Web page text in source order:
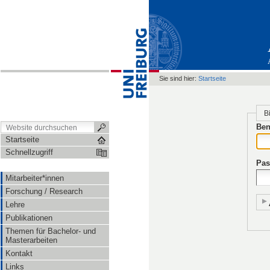
Startseite
Schnellzugriff
Mitarbeiter*innen
Forschung / Research
Lehre
Publikationen
Themen für Bachelor- und
Masterarbeiten
Kontakt
Links
Sie sind hier: Startseite